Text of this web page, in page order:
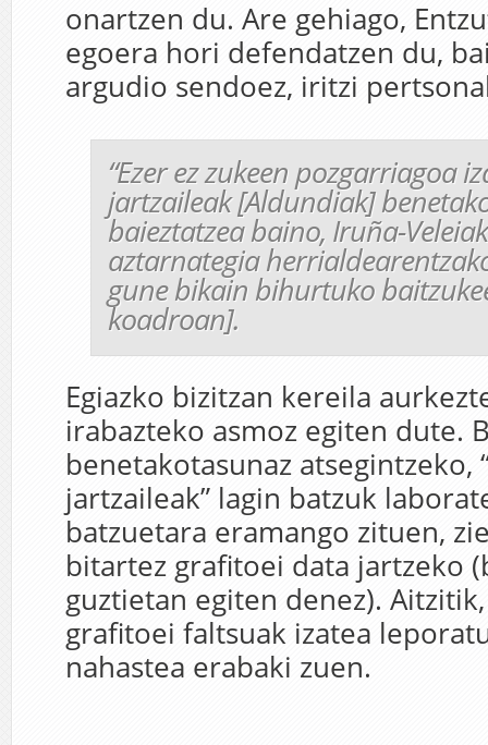
onartzen du. Are gehiago,
egoera hori defendatzen du,
argudio sendoez, iritzi
“Ezer ez zukeen pozgarriagoa
jartzaileak[Aldundiak]
baieztatzea baino, Iruña-
aztarnategia
gune bikain bihurtuko
koadroan].
Egiazko bizitzan kereila
irabazteko asmoz egiten dute.
benetakotasunaz atsegintzeko,
jartzaileak” lagin batzuk
batzuetara eramango zituen,
bitartez grafitoei data jartzeko
guztietan egiten denez).
grafitoei faltsuak izatea
nahastea erabaki zuen.